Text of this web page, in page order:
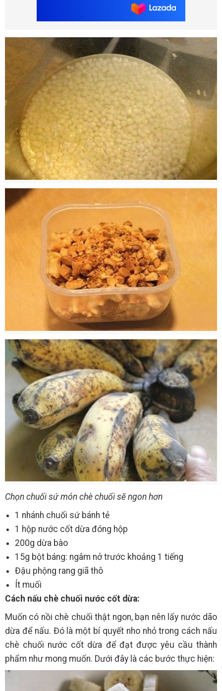
Chọn chuối sứ món chè chuối sẽ ngon hơn
1 nhánh chuối sứ bánh tẻ
1 hộp nước cốt dừa đóng hộp
200g dừa bào
15g bột báng: ngâm nở trước khoảng 1 tiếng
Đậu phộng rang giã thô
Ít muối
Cách nấu chè chuối nước cốt dừa:
Muốn có nồi chè chuối thật ngon, bạn nên lấy nước dão
dừa để nấu. Đó là một bí quyết nho nhỏ trong cách nấu
chè chuối nước cốt dừa để đạt được yêu cầu thành
phẩm như mong muốn. Dưới đây là các bước thực hiện: